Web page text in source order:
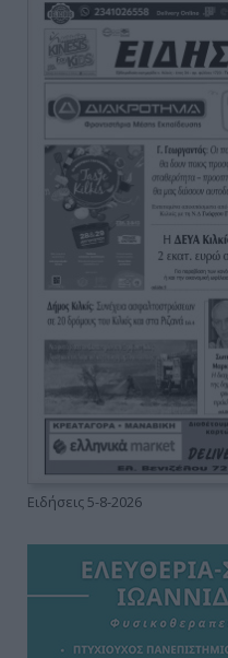
Ειδήσεις 5-8-2026